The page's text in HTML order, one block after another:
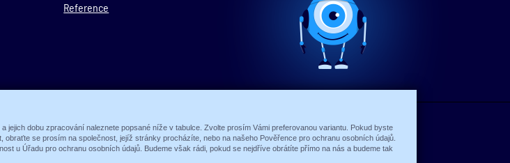
Reference
ALARM ABSOLON, spol. s.r.o.
shop-tvorba eshopů
dobu zpracování naleznete popsané níže v tabulce. Zvolte prosím Vámi preferovanou variantu. Pokud byste
se prosím na společnost, jejíž stránky procházíte, nebo na našeho Pověřence pro ochranu osobních údajů.
u Úřadu pro ochranu osobních údajů. Budeme však rádi, pokud se nejdříve obrátíte přímo na nás a budeme tak